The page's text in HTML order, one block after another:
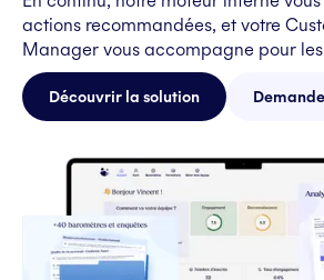
actions recommandées, et votre
Manager vous accompagne pour
Découvrir la solution